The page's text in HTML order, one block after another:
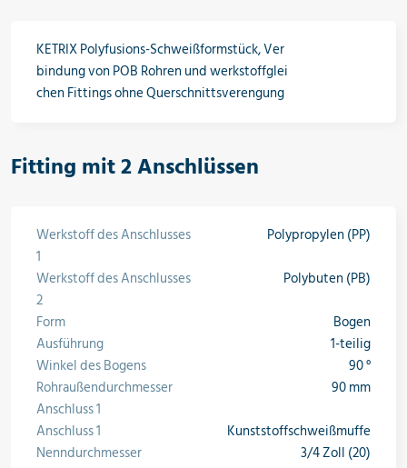
Hilfs- & Verbrauchsmittel
Kältemittel & Technische Gase
Öle & Solen
Werkzeuge & Messgeräte
Wärmepumpen
KETRIX Polyfusions-Schweißformstück, Ver
bindung von POB Rohren und werkstoffglei
chen Fittings ohne Querschnittsverengung
Fitting mit 2 Anschlüssen
Werkstoff des Anschlusses
1
Polypropylen (PP)
Werkstoff des Anschlusses
2
Polybuten (PB)
Form
Bogen
Ausführung
1-teilig
Winkel des Bogens
90 °
Rohraußendurchmesser
Anschluss 1
90 mm
Anschluss 1
Kunststoffschweißmuffe
Nenndurchmesser
3/4 Zoll (20)